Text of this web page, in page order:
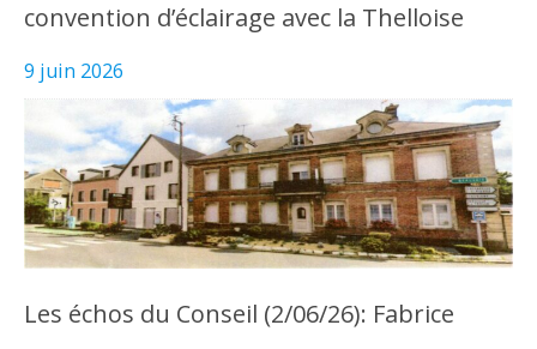
convention d’éclairage avec la Thelloise
9 juin 2026
Les échos du Conseil (2/06/26): Fabrice